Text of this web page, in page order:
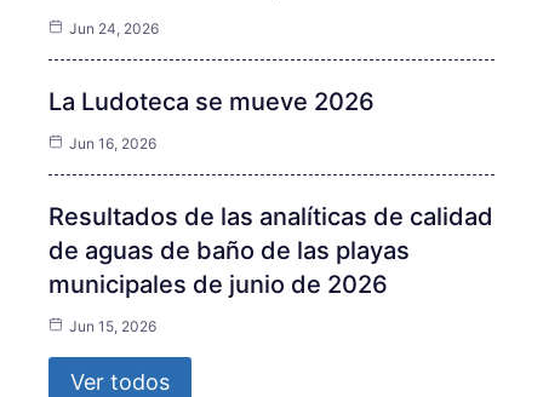
Jun 24, 2026
La Ludoteca se mueve 2026
Jun 16, 2026
Resultados de las analíticas de calidad
de aguas de baño de las playas
municipales de junio de 2026
Jun 15, 2026
Ver todos